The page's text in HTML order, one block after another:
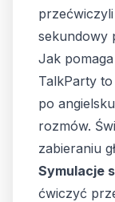
sekundowy
Jak
TalkParty
po
rozmów.
zabieraniu
Symulacje
ćwiczyć